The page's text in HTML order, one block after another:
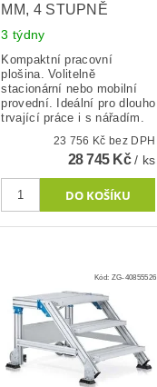
MM, 4 STUPNĚ
3 týdny
Kompaktní pracovní
plošina. Volitelně
stacionární nebo mobilní
provední. Ideální pro dlouho
trvající práce i s nářadím.
23 756 Kč bez DPH
28 745 Kč/ ks
Kód: ZG-40855526